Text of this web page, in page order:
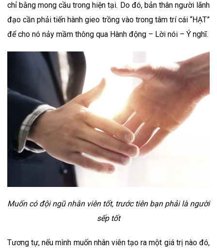
chỉ bằng mong cầu trong hiện tại. Do đó, bản thân người lãnh
đạo cần phải tiến hành gieo trồng vào trong tâm trí cái “HẠT”
để cho nó nảy mầm thông qua Hành động – Lời nói – Ý nghĩ.
Muốn có đội ngũ nhân viên tốt, trước tiên bạn phải là người
sếp tốt
Tương tự, nếu mình muốn nhân viên tạo ra một giá trị nào đó,